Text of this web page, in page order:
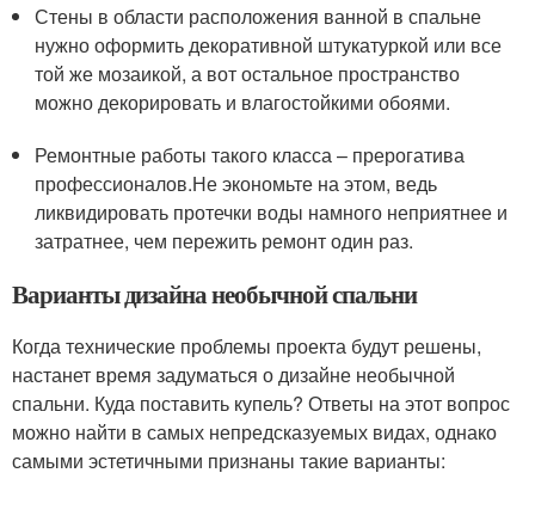
Стены в области расположения ванной в спальне
нужно оформить декоративной штукатуркой или все
той же мозаикой, а вот остальное пространство
можно декорировать и влагостойкими обоями.
Ремонтные работы такого класса – прерогатива
профессионалов.Не экономьте на этом, ведь
ликвидировать протечки воды намного неприятнее и
затратнее, чем пережить ремонт один раз.
Варианты дизайна необычной спальни
Когда технические проблемы проекта будут решены,
настанет время задуматься о дизайне необычной
спальни. Куда поставить купель? Ответы на этот вопрос
можно найти в самых непредсказуемых видах, однако
самыми эстетичными признаны такие варианты: